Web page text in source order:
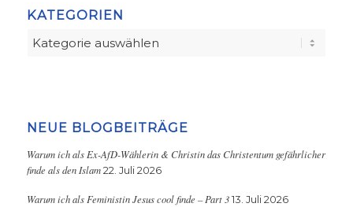
KATEGORIEN
Kategorien
NEUE BLOGBEITRÄGE
Warum ich als Ex-AfD-Wählerin & Christin das Christentum gefährlicher
finde als den Islam 22. Juli 2026
Warum ich als Feministin Jesus cool finde – Part 3 13. Juli 2026